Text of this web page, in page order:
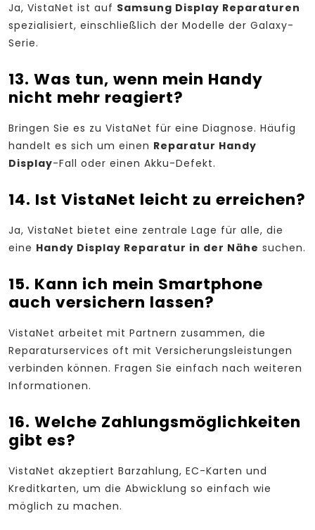
Ja, VistaNet ist auf Samsung Display Reparaturen
spezialisiert, einschließlich der Modelle der Galaxy-
Serie.
13. Was tun, wenn mein Handy
nicht mehr reagiert?
Bringen Sie es zu VistaNet für eine Diagnose. Häufig
handelt es sich um einen Reparatur Handy
Display-Fall oder einen Akku-Defekt.
14. Ist VistaNet leicht zu erreichen?
Ja, VistaNet bietet eine zentrale Lage für alle, die
eine Handy Display Reparatur in der Nähe suchen.
15. Kann ich mein Smartphone
auch versichern lassen?
VistaNet arbeitet mit Partnern zusammen, die
Reparaturservices oft mit Versicherungsleistungen
verbinden können. Fragen Sie einfach nach weiteren
Informationen.
16. Welche Zahlungsmöglichkeiten
gibt es?
VistaNet akzeptiert Barzahlung, EC-Karten und
Kreditkarten, um die Abwicklung so einfach wie
möglich zu machen.